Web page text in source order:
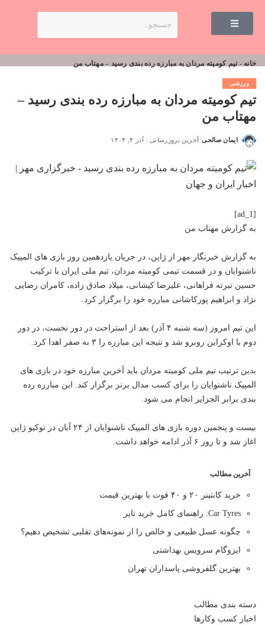
خانه -تیم کومیته مردان به مبارزه رده بندی رسید – مهتاب من
ورزشی
تیم کومیته مردان به مبارزه رده بندی رسید –
مهتاب من
ایمان صالحی آخرین بروزرسانی : آذر ۴, ۱۴۰۴
[ad_1]
به گزارش مهتاب من
به گزارش خبرنگار مهر از ژاپن، در جریان یازدهمین روز بازی های المپیک
ناشنوایان و در قسمت تیمی کومیته مردان، تیم ملی ایران با ترکیب
حسین تبرته فراهانی، علیرضا کیشانی، میلاد صادق زاده، کامران رضایی
نژاد و ابراهیم پورکاشانی مبارزه خود را برگزار کرد.
این تیم امروز (سه شنبه ۴ آذر) بعد از استراحت در دور نخست، در دور
دوم با اوکراین روبرو شد و نتیجه این مبارزه را ۳ به صفر اهدا کرد.
بدین ترتیب تیم ملی کومیته مردان باید آخرین مبارزه خود در بازی های
المپیک ناشنوایان را برای کسب مدال برنز برگزار کند. این مبارزه رده
بندی برابر الجزایر انجام می شود.
بیست و پنجمین دوره بازی های المپیک ناشنوایان از ۲۴ آبان در توکیو ژاپن
اغاز شد و تا روز ۶ آذر ادامه خواهد داشت.
آخرین مطالب
خرید کانتینر ۲۰ و ۴۰ فوت با بهترین قیمت
Car Tyres: راهنمای کامل خرید تایر
چگونه عسل طبیعی و خالص را از نمونه‌های تقلبی تشخیص دهیم؟
ایزوگام سرویس بهداشتی
بهترین گلفروشی پاسداران تهران
دسته بندی مطالب
اخبار کسب وکارها